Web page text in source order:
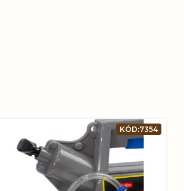
KÓD:7354